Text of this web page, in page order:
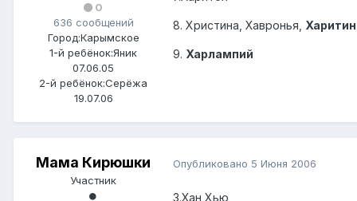
0
636 сообщений
Город:Карымское
1-й ребёнок:Яник
07.06.05
2-й ребёнок:Серёжа
19.07.06
8. Христина, Хавронья,
9. Харлампий
Мама Кирюшки
Участник
Опубликовано 5 Июня 2006
3.Хан,Хью